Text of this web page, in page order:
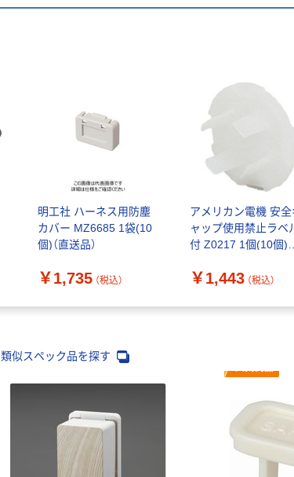
明工社 ハーネス用防塵
カバー MZ6685 1袋(10
個)（直送品）
￥1,735 （税込）
アメリカン電機 安全
ャップ使用禁止ラベ
付 Z0217 1個(10個)
￥1,443 （税込）
類似スペック品を探す